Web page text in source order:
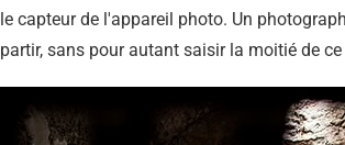
le capteur de l'appareil photo. Un
partir, sans pour autant saisir la moitié de